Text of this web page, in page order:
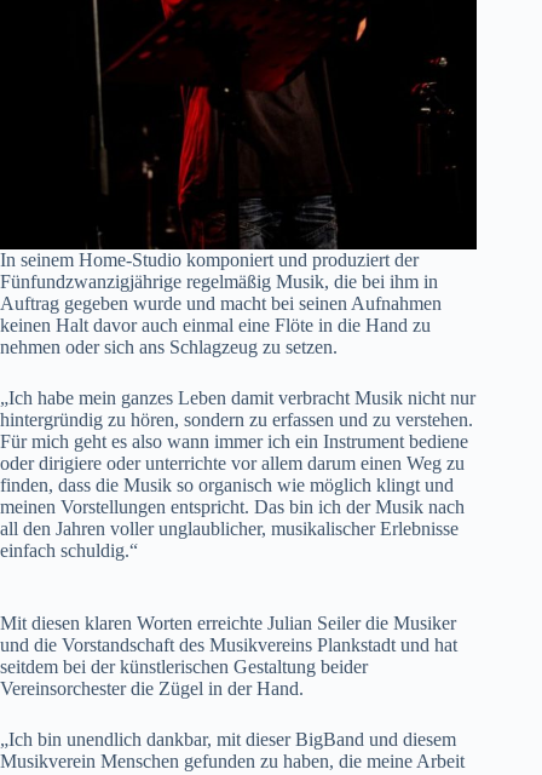
In seinem Home-Studio komponiert und produziert der
Fünfundzwanzigjährige regelmäßig Musik, die bei ihm in
Auftrag gegeben wurde und macht bei seinen Aufnahmen
keinen Halt davor auch einmal eine Flöte in die Hand zu
nehmen oder sich ans Schlagzeug zu setzen.
„Ich habe mein ganzes Leben damit verbracht Musik nicht nur
hintergründig zu hören, sondern zu erfassen und zu verstehen.
Für mich geht es also wann immer ich ein Instrument bediene
oder dirigiere oder unterrichte vor allem darum einen Weg zu
finden, dass die Musik so organisch wie möglich klingt und
meinen Vorstellungen entspricht. Das bin ich der Musik nach
all den Jahren voller unglaublicher, musikalischer Erlebnisse
einfach schuldig.“
Mit diesen klaren Worten erreichte Julian Seiler die Musiker
und die Vorstandschaft des Musikvereins Plankstadt und hat
seitdem bei der künstlerischen Gestaltung beider
Vereinsorchester die Zügel in der Hand.
„Ich bin unendlich dankbar, mit dieser BigBand und diesem
Musikverein Menschen gefunden zu haben, die meine Arbeit